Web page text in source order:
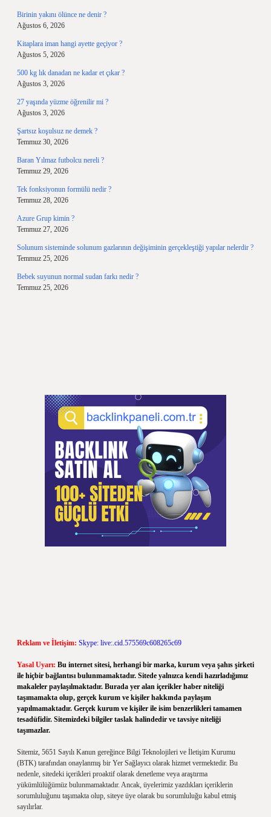
Birinin yakını ölünce ne denir ?
Ağustos 6, 2026
Kitaplara iman hangi ayette geçiyor ?
Ağustos 5, 2026
500 kg lık danadan ne kadar et çıkar ?
Ağustos 3, 2026
27 yaşında yüzme öğrenilir mi ?
Ağustos 3, 2026
Şartsız koşulsuz ne demek ?
Temmuz 30, 2026
Baran Yılmaz futbolcu nereli ?
Temmuz 29, 2026
Tek fonksiyonun formülü nedir ?
Temmuz 28, 2026
Azure Grup kimin ?
Temmuz 27, 2026
Solunum sisteminde solunum gazlarının değişiminin gerçekleştiği yapılar nelerdir ?
Temmuz 25, 2026
Bebek suyunun normal sudan farkı nedir ?
Temmuz 25, 2026
Reklam ve İletişim: Skype: live:.cid.575569c608265c69
Yasal Uyarı: Bu internet sitesi, herhangi bir marka, kurum veya şahıs şirketi
ile hiçbir bağlantısı bulunmamaktadır. Sitede yalnızca kendi hazırladığımız
makaleler paylaşılmaktadır. Burada yer alan içerikler haber niteliği
taşımamakta olup, gerçek kurum ve kişiler hakkında paylaşım
yapılmamaktadır. Gerçek kurum ve kişiler ile isim benzerlikleri tamamen
tesadüfidir. Sitemizdeki bilgiler taslak halindedir ve tavsiye niteliği
taşımazlar.
Sitemiz, 5651 Sayılı Kanun gereğince Bilgi Teknolojileri ve İletişim Kurumu
(BTK) tarafından onaylanmış bir Yer Sağlayıcı olarak hizmet vermektedir. Bu
nedenle, sitedeki içerikleri proaktif olarak denetleme veya araştırma
yükümlülüğümüz bulunmamaktadır. Ancak, üyelerimiz yazdıkları içeriklerin
sorumluluğunu taşımakta olup, siteye üye olarak bu sorumluluğu kabul etmiş
sayılırlar.